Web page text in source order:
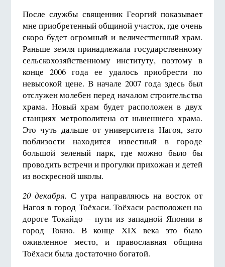
После службы священник Георгий показывает
мне приобретенный общиной участок, где очень
скоро будет огромный и величественный храм.
Раньше земля принадлежала государственному
сельскохозяйственному институту, поэтому в
конце 2006 года ее удалось приобрести по
невысокой цене. В начале 2007 года здесь был
отслужен молебен перед началом строительства
храма. Новый храм будет расположен в двух
станциях метрополитена от нынешнего храма.
Это чуть дальше от университета Нагоя, зато
поблизости находится известный в городе
большой зеленый парк, где можно было бы
проводить встречи и прогулки прихожан и детей
из воскресной школы.
20 декабря. С утра направляюсь на восток от
Нагоя в город Тоёхаси. Тоёхаси расположен на
дороге Токайдо – пути из западной Японии в
город Токио. В конце XIX века это было
оживленное место, и православная община
Тоёхаси была достаточно богатой.